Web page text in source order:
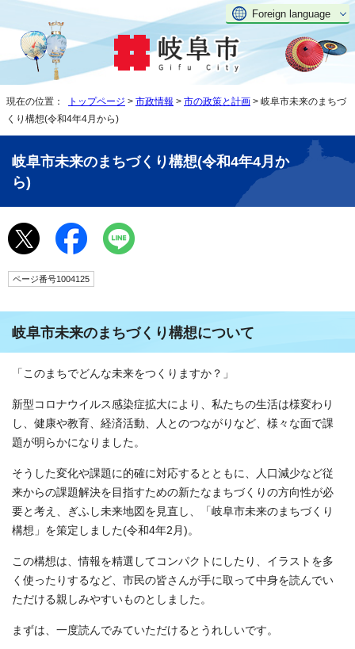
Foreign language
現在の位置： トップページ > 市政情報 > 市の政策と計画 > 岐阜市未来のまちづ
くり構想(令和4年4月から)
岐阜市未来のまちづくり構想(令和4年4月か
ら)
ページ番号1004125
岐阜市未来のまちづくり構想について
「このまちでどんな未来をつくりますか？」
新型コロナウイルス感染症拡大により、私たちの生活は様変わり
し、健康や教育、経済活動、人とのつながりなど、様々な面で課
題が明らかになりました。
そうした変化や課題に的確に対応するとともに、人口減少など従
来からの課題解決を目指すための新たなまちづくりの方向性が必
要と考え、ぎふし未来地図を見直し、「岐阜市未来のまちづくり
構想」を策定しました(令和4年2月)。
この構想は、情報を精選してコンパクトにしたり、イラストを多
く使ったりするなど、市民の皆さんが手に取って中身を読んでい
ただける親しみやすいものとしました。
まずは、一度読んでみていただけるとうれしいです。